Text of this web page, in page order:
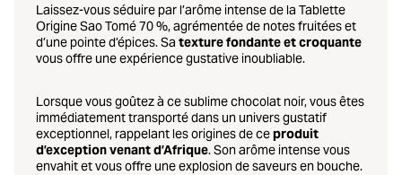
Laissez-vous séduire par l’arôme intense de la Tablette
Origine Sao Tomé 70 %, agrémentée de notes fruitées et
d’une pointe d’épices. Sa texture fondante et croquante
vous offre une expérience gustative inoubliable.
Lorsque vous goûtez à ce sublime chocolat noir, vous êtes
immédiatement transporté dans un univers gustatif
exceptionnel, rappelant les origines de ceproduit
d’exception venant d’Afrique. Son arôme intense vous
envahit et vous offre une explosion de saveurs en bouche.